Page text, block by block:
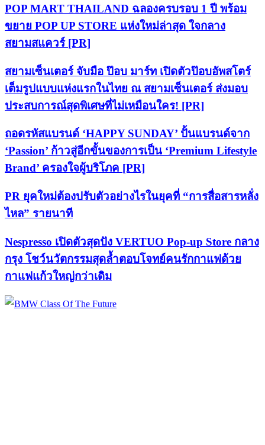
POP MART THAILAND ฉลองครบรอบ 1 ปี พร้อม
ขยาย POP UP STORE แห่งใหม่ล่าสุด ใจกลาง
สยามสแควร์ [PR]
สยามเซ็นเตอร์ จับมือ ป๊อบ มาร์ท เปิดตัวป๊อบอัพสโตร์
เต็มรูปแบบแห่งแรกในไทย ณ สยามเซ็นเตอร์ ส่งมอบ
ประสบการณ์สุดพิเศษที่ไม่เหมือนใคร! [PR]
ถอดรหัสแบรนด์ ‘HAPPY SUNDAY’ ปั้นแบรนด์จาก
‘Passion’ ก้าวสู่อีกขั้นของการเป็น ‘Premium Lifestyle
Brand’ ครองใจผู้บริโภค [PR]
PR ยุคใหม่ต้องปรับตัวอย่างไรในยุคที่ “การสื่อสารหลั่ง
ไหล” รายนาที
Nespresso เปิดตัวสุดปัง VERTUO Pop-up Store กลาง
กรุง โชว์นวัตกรรมสุดล้ำตอบโจทย์คนรักกาแฟด้วย
กาแฟแก้วใหญ่กว่าเดิม